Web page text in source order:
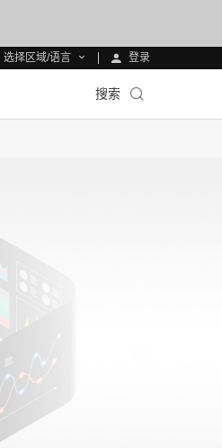
选择区域/语言 登录
搜索